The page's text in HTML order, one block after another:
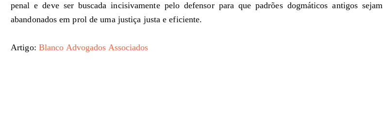
penal e deve ser buscada incisivamente pelo defensor para que padrões dogmáticos antigos sejam
abandonados em prol de uma justiça justa e eficiente.
Artigo: Blanco Advogados Associados